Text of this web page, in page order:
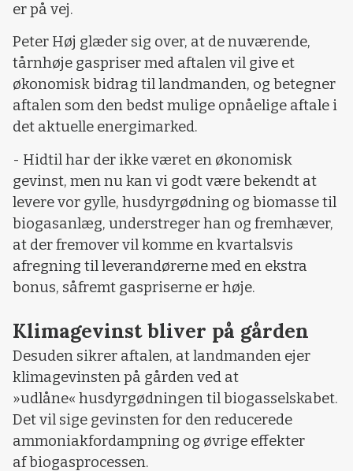
er på vej.
Peter Høj glæder sig over, at de nuværende,
tårnhøje gaspriser med aftalen vil give et
økonomisk bidrag til landmanden, og betegner
aftalen som den bedst mulige opnåelige aftale i
det aktuelle energimarked.
- Hidtil har der ikke været en økonomisk
gevinst, men nu kan vi godt være bekendt at
levere vor gylle, husdyrgødning og biomasse til
biogasanlæg, understreger han og fremhæver,
at der fremover vil komme en kvartalsvis
afregning til leverandørerne med en ekstra
bonus, såfremt gaspriserne er høje.
Klimagevinst bliver på gården
Desuden sikrer aftalen, at landmanden ejer
klimagevinsten på gården ved at
»udlåne« husdyrgødningen til biogasselskabet.
Det vil sige gevinsten for den reducerede
ammoniakfordampning og øvrige effekter
af biogasprocessen.